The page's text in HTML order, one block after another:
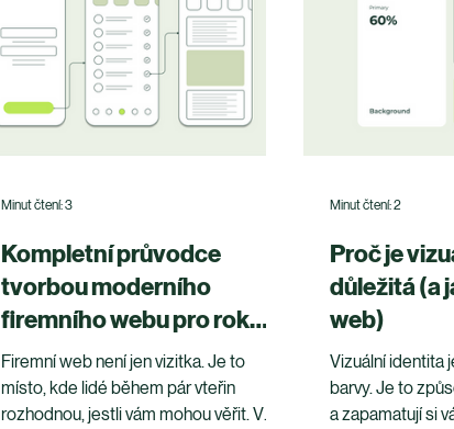
Kompletní průvodce
tvorbou moderního
firemního webu pro rok
2025
Firemní web není jen vizitka. Je to
místo, kde lidé během pár vteřin
rozhodnou, jestli vám mohou věřit. V
Minut čtení: 3
Proč je
důležitá (a
web)
Vizuální identita
barvy. Je to
a zapamatují si
Minut čtení: 2